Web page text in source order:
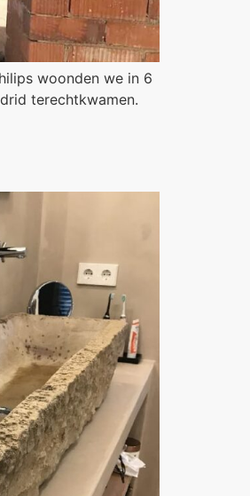
woonden we in 6
terechtkwamen.